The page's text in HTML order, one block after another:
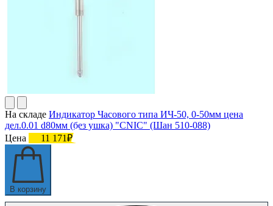
На складе Индикатор Часового типа ИЧ-50, 0-50мм цена
дел.0.01 d80мм (без ушка) "CNIC" (Шан 510-088)
Цена
11 171₽
В корзину